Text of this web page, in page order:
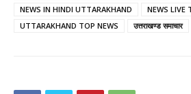
NEWS IN HINDI UTTARAKHAND
NEWS LIVE
UTTARAKHAND TOP NEWS
उत्तराखण्ड समाचार